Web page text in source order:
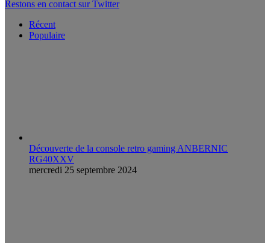
Restons en contact sur Twitter
Récent
Populaire
Découverte de la console retro gaming ANBERNIC
RG40XXV
mercredi 25 septembre 2024